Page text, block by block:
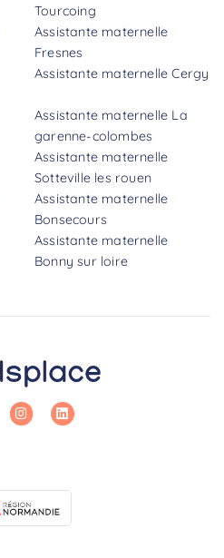
Tourcoing
Assistante maternelle
Fresnes
Assistante maternelle Cergy
Assistante maternelle La
garenne-colombes
Assistante maternelle
Sotteville les rouen
Assistante maternelle
Bonsecours
Assistante maternelle
Bonny sur loire